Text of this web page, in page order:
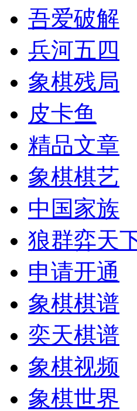
吾爱破解
兵河五四
象棋残局
皮卡鱼
精品文章
象棋棋艺
中国家族
狼群弈天
申请开通
象棋棋谱
奕天棋谱
象棋视频
象棋世界